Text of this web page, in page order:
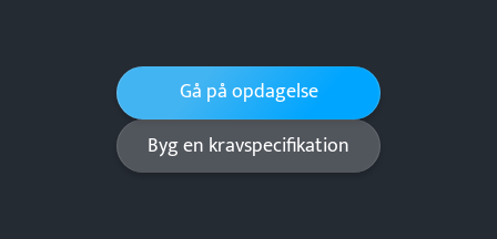
Gå på opdagelse
Byg en kravspecifikation